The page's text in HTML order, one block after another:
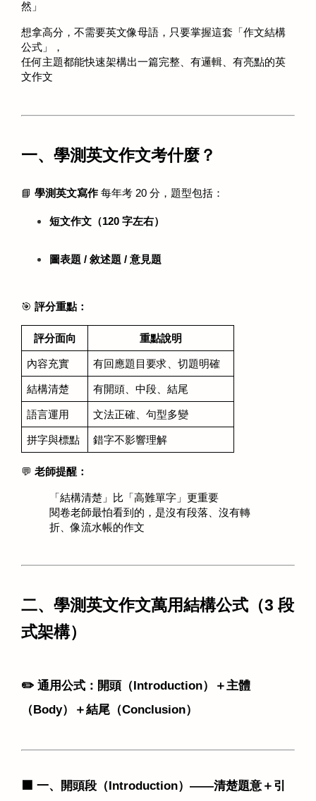
然」
想拿高分，不需要英文像母語，只要掌握這套「作文結構
公式」，
任何主題都能快速架構出一篇完整、有邏輯、有亮點的英
文作文
一、學測英文作文考什麼？
📘 學測英文寫作 每年考 20 分，題型包括：
短文作文（120 字左右）
圖表題 / 敘述題 / 意見題
🎯 評分重點：
評分面向 重點說明
內容充實 有回應題目要求、切題明確
結構清楚 有開頭、中段、結尾
語言運用 文法正確、句型多變
拼字與標點 錯字不影響理解
💬 老師提醒：
「結構清楚」比「高難單字」更重要
閱卷老師最怕看到的，是沒有段落、沒有轉
折、像流水帳的作文
二、學測英文作文萬用結構公式（3 段
式架構）
✏️ 通用公式：開頭（Introduction）＋主體
（Body）＋結尾（Conclusion）
🟩 一、開頭段（Introduction）——清楚題意＋引